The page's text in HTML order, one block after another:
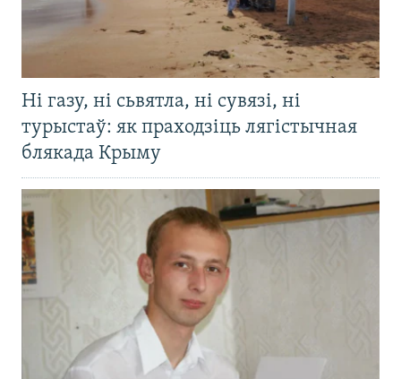
Ні газу, ні сьвятла, ні сувязі, ні
турыстаў: як праходзіць лягістычная
блякада Крыму